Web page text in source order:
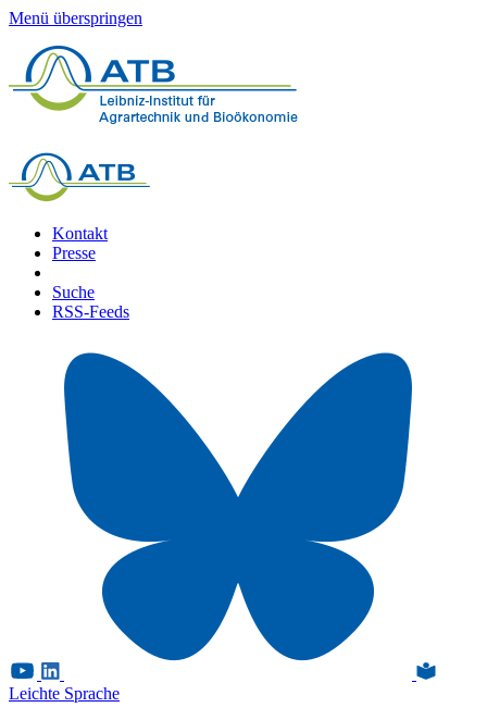
Menü überspringen
Kontakt
Presse
Suche
RSS-Feeds
Leichte Sprache